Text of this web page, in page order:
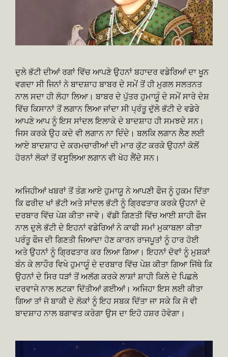
ਦੁਲੇ ਭੱਟੀ ਦੀਆਂ ਰਗਾਂ ਵਿੱਚ ਆਪਣੇ ਉਹਨਾਂ ਬਹਾਦਰ ਵਡੇਰਿਆਂ ਦਾ ਖੂਨ
ਵਗਦਾ ਸੀ ਜਿਨਾਂ ਨੇ ਬਾਦਸ਼ਾਹ ਬਾਬਰ ਦੇ ਸਮੇਂ ਤੋਂ ਹੀ ਮੁਗਲ ਸਲਤਨਤ
ਨਾਲ ਸਦਾ ਹੀ ਲੋਹਾ ਲਿਆ। ਬਾਬਰ ਦੇ ਪੁੱਤਰ ਹੁਮਾਯੂੰ ਦੇ ਸਮੇਂ ਸਾਰੇ ਦੇਸ਼
ਵਿੱਚ ਕਿਸਾਨਾਂ ਤੋਂ ਲਗਾਨ ਲਿਆ ਜਾਂਦਾ ਸੀ ਪ੍ਰੰਤੂ ਦੁੱਲੇ ਭੱਟੀ ਦੇ ਵਡੇਰੇ
ਆਪਣੇ ਆਪ ਨੂੰ ਇਸ ਸਾਂਦਲ ਇਲਾਕੇ ਦੇ ਬਾਦਸ਼ਾਹ ਹੀ ਸਮਝਦੇ ਸਨ।
ਜਿਸ ਕਰਕੇ ਉਹ ਕਦੇ ਵੀ ਲਗਾਨ ਨਾ ਦਿੰਦੇ। ਬਲਕਿ ਲਗਾਨ ਲੈਣ ਲਈ
ਆਏ ਬਾਦਸ਼ਾਹ ਦੇ ਕਰਮਚਾਰੀਆਂ ਦੀ ਮਾਰ ਕੁੱਟ ਕਰਕੇ ਉਹਨਾਂ ਕੋਲੋਂ
ਹੋਰਨਾਂ ਲੋਕਾਂ ਤੋਂ ਵਸੂਲਿਆ ਲਗਾਨ ਵੀ ਖੋਹ ਲੈਂਦੇ ਸਨ।
ਅਜਿਹੀਆਂ ਖਬਰਾਂ ਤੋਂ ਤੰਗ ਆਏ ਹੁਮਾਯੂ ਨੇ ਆਪਣੀ ਫੌਜ ਨੂੰ ਹੁਕਮ ਦਿੱਤਾ
ਕਿ ਫਰੀਦ ਖਾਂ ਭੱਟੀ ਅਤੇ ਸਾਂਦਲ ਭੱਟੀ ਨੂੰ ਗ੍ਰਿਫਤਾਰ ਕਰਕੇ ਉਹਨਾਂ ਦੇ
ਦਰਬਾਰ ਵਿੱਚ ਪੇਸ਼ ਕੀਤਾ ਜਾਵੇ। ਵੱਡੀ ਗਿਣਤੀ ਵਿੱਚ ਆਈ ਸ਼ਾਹੀ ਫੌਜ
ਨਾਲ ਦੁਲੇ ਭੱਟੀ ਦੇ ਇਹਨਾਂ ਵਡੇਰਿਆਂ ਨੇ ਕਾਫੀ ਸਮਾਂ ਮੁਕਾਬਲਾ ਕੀਤਾ
ਪਰੰਤੂ ਫੌਜ ਦੀ ਗਿਣਤੀ ਜ਼ਿਆਦਾ ਹੋਣ ਕਾਰਨ ਰਾਜਪੂਤਾਂ ਨੂੰ ਹਾਰ ਹੋਈ
ਅਤੇ ਉਹਨਾਂ ਨੂੰ ਗ੍ਰਿਫਤਾਰ ਕਰ ਲਿਆ ਗਿਆ। ਇਹਨਾਂ ਦੋਵਾਂ ਨੂੰ ਮੁਸ਼ਕਾਂ
ਬੰਨ ਕੇ ਲਾਹੌਰ ਵਿਖੇ ਹੁਮਾਯੂੰ ਦੇ ਦਰਬਾਰ ਵਿੱਚ ਪੇਸ਼ ਕੀਤਾ ਗਿਆ ਜਿੱਥੇ ਕਿ
ਉਹਨਾਂ ਦੇ ਸਿਰ ਧੜਾਂ ਤੋਂ ਅਲੱਗ ਕਰਕੇ ਲਾਸ਼ਾਂ ਸ਼ਾਹੀ ਕਿਲੇ ਦੇ ਪਿਛਲੇ
ਦਰਵਾਜੇ ਨਾਲ ਲਟਕਾ ਦਿੱਤੀਆਂ ਗਈਆਂ। ਅਜਿਹਾ ਇਸ ਲਈ ਕੀਤਾ
ਗਿਆ ਤਾਂ ਜੋ ਬਾਕੀ ਦੇ ਲੋਕਾਂ ਨੂੰ ਇਹ ਸਬਕ ਦਿੱਤਾ ਜਾ ਸਕੇ ਕਿ ਜੋ ਵੀ
ਬਾਦਸ਼ਾਹ ਨਾਲ ਬਗਾਵਤ ਕਰੇਗਾ ਉਸ ਦਾ ਇਹੋ ਹਸ਼ਰ ਹੋਵੇਗਾ।